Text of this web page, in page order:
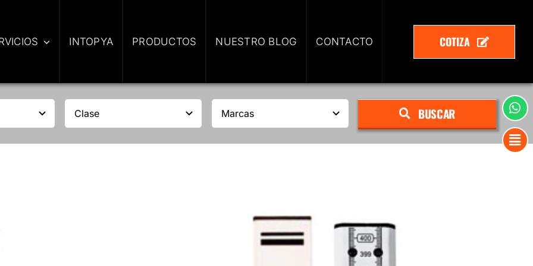
INTOPYA PRODUCTOS NUESTRO BLOG CONTACTO COTIZA
BUSCAR